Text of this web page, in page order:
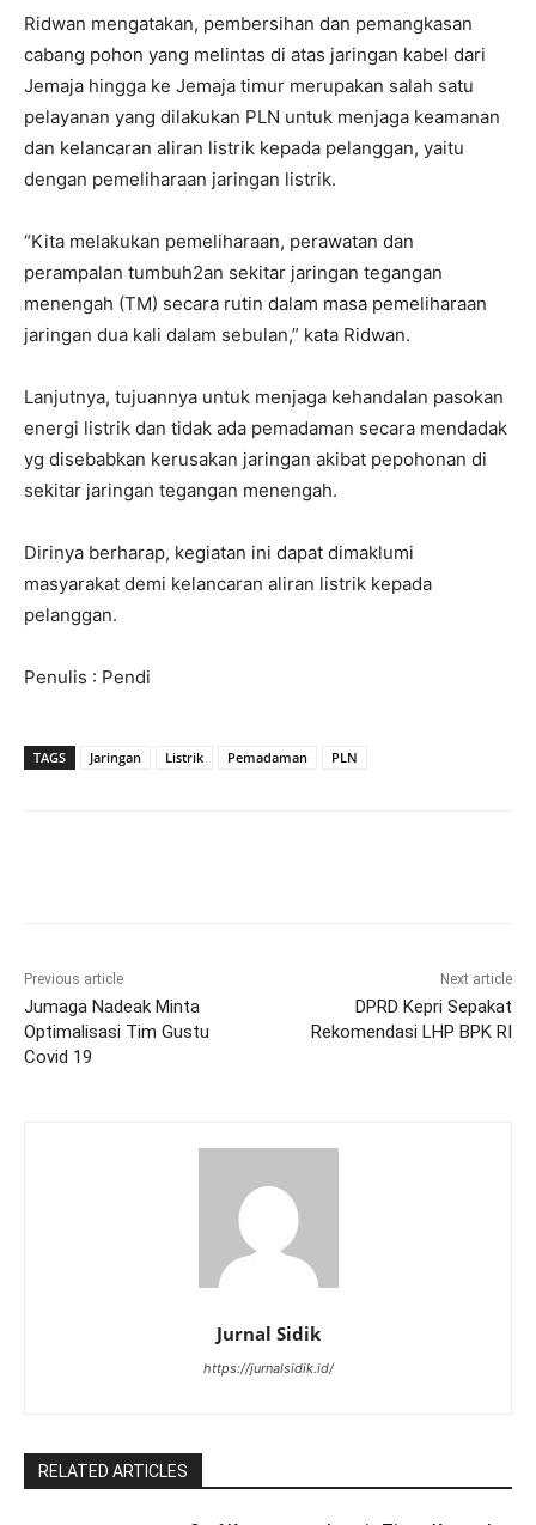
Ridwan mengatakan, pembersihan dan pemangkasan
cabang pohon yang melintas di atas jaringan kabel dari
Jemaja hingga ke Jemaja timur merupakan salah satu
pelayanan yang dilakukan PLN untuk menjaga keamanan
dan kelancaran aliran listrik kepada pelanggan, yaitu
dengan pemeliharaan jaringan listrik.
“Kita melakukan pemeliharaan, perawatan dan
perampalan tumbuh2an sekitar jaringan tegangan
menengah (TM) secara rutin dalam masa pemeliharaan
jaringan dua kali dalam sebulan,” kata Ridwan.
Lanjutnya, tujuannya untuk menjaga kehandalan pasokan
energi listrik dan tidak ada pemadaman secara mendadak
yg disebabkan kerusakan jaringan akibat pepohonan di
sekitar jaringan tegangan menengah.
Dirinya berharap, kegiatan ini dapat dimaklumi
masyarakat demi kelancaran aliran listrik kepada
pelanggan.
Penulis : Pendi
TAGS Jaringan Listrik Pemadaman PLN
Previous article
Jumaga Nadeak Minta
Optimalisasi Tim Gustu
Covid 19
Next article
DPRD Kepri Sepakat
Rekomendasi LHP BPK RI
Jurnal Sidik
https://jurnalsidik.id/
RELATED ARTICLES